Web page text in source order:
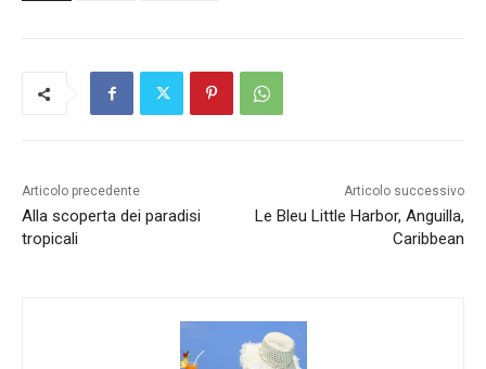
Articolo precedente
Alla scoperta dei paradisi
tropicali
Articolo successivo
Le Bleu Little Harbor, Anguilla,
Caribbean